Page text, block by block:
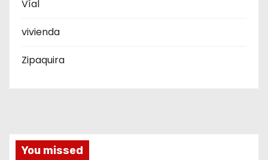
Víal
vivienda
Zipaquira
You missed